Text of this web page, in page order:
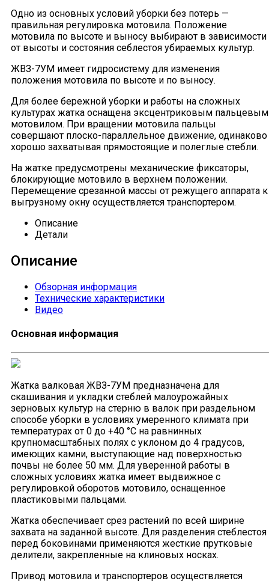
Одно из основных условий уборки без потерь —
правильная регулировка мотовила. Положение
мотовила по высоте и выносу выбирают в зависимости
от высоты и состояния себлестоя убираемых культур.
ЖВЗ-7УМ имеет гидросистему для изменения
положения мотовила по высоте и по выносу.
Для более бережной уборки и работы на сложных
культурах жатка оснащена эксцентриковым пальцевым
мотовилом. При вращении мотовила пальцы
совершают плоско-параллельное движение, одинаково
хорошо захватывая прямостоящие и полеглые стебли.
На жатке предусмотрены механические фиксаторы,
блокирующие мотовило в верхнем положении.
Перемещение срезанной массы от режущего аппарата к
выгрузному окну осуществляется транспортером.
Описание
Детали
Описание
Обзорная информация
Технические характеристики
Видео
Основная информация
Жатка валковая ЖВЗ-7УМ предназначена для
скашивания и укладки стеблей малоурожайных
зерновых культур на стерню в валок при раздельном
способе уборки в условиях умеренного климата при
температурах от 0 до +40 °С на равнинных
крупномасштабных полях с уклоном до 4 градусов,
имеющих камни, выступающие над поверхностью
почвы не более 50 мм. Для уверенной работы в
сложных условиях жатка имеет выдвижное с
регулировкой оборотов мотовило, оснащенное
пластиковыми пальцами.
Жатка обеспечивает срез растений по всей ширине
захвата на заданной высоте. Для разделения стеблестоя
перед боковинами применяются жесткие прутковые
делители, закрепленные на клиновых носках.
Привод мотовила и транспортеров осуществляется